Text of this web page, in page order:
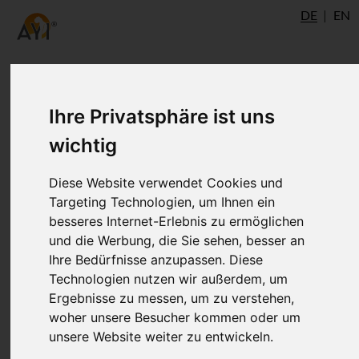
Ihre Privatsphäre ist uns
wichtig
Diese Website verwendet Cookies und
Targeting Technologien, um Ihnen ein
besseres Internet-Erlebnis zu ermöglichen
und die Werbung, die Sie sehen, besser an
Ihre Bedürfnisse anzupassen. Diese
Technologien nutzen wir außerdem, um
Ergebnisse zu messen, um zu verstehen,
woher unsere Besucher kommen oder um
unsere Website weiter zu entwickeln.
DE EN
Autor
Dr. Ronald Steiner
AYI Expert Ulm AshtangaYoga.info